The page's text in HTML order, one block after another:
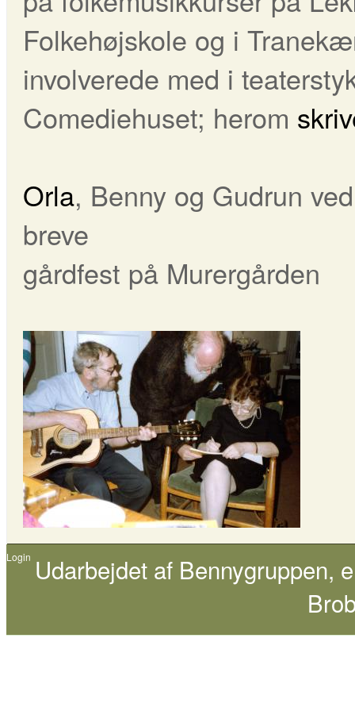
Folkehøjskole og i
involverede med i
Comediehuset; herom
Orla, Benny og Gudrun
breve
gårdfest på Murergården
Login Udarbejdet af Bennygruppen,